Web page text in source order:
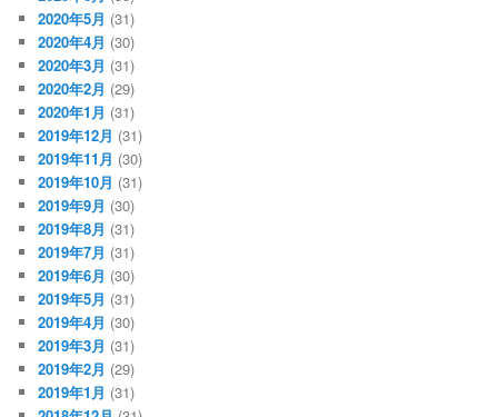
2020年5月 (31)
2020年4月 (30)
2020年3月 (31)
2020年2月 (29)
2020年1月 (31)
2019年12月 (31)
2019年11月 (30)
2019年10月 (31)
2019年9月 (30)
2019年8月 (31)
2019年7月 (31)
2019年6月 (30)
2019年5月 (31)
2019年4月 (30)
2019年3月 (31)
2019年2月 (29)
2019年1月 (31)